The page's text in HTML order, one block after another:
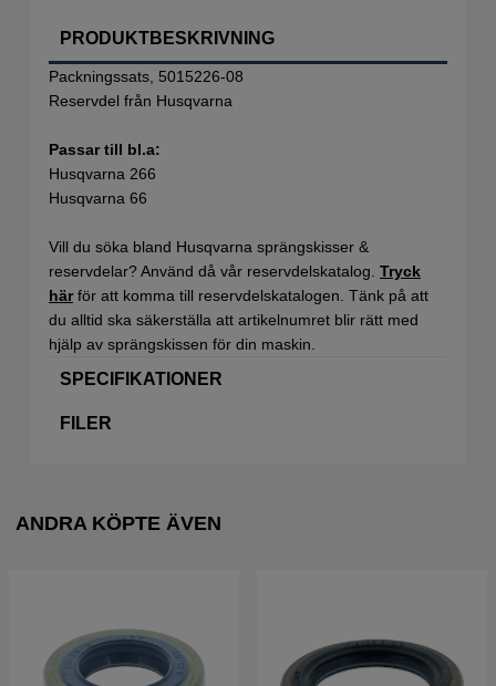
PRODUKTBESKRIVNING
Packningssats, 5015226-08
Reservdel från Husqvarna
Passar till bl.a:
Husqvarna 266
Husqvarna 66
Vill du söka bland Husqvarna sprängskisser &
reservdelar? Använd då vår reservdelskatalog. Tryck
härför att komma till reservdelskatalogen. Tänk på att
du alltid ska säkerställa att artikelnumret blir rätt med
hjälp av sprängskissen för din maskin.
SPECIFIKATIONER
FILER
ANDRA KÖPTE ÄVEN